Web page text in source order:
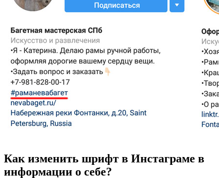
Как изменить шрифт в Инстаграме в
информации о себе?